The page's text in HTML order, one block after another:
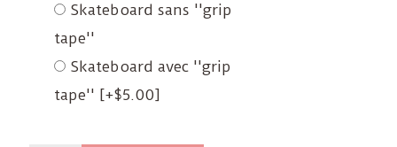
Skateboard sans ''grip
tape''
Skateboard avec ''grip
tape'' [+$5.00]